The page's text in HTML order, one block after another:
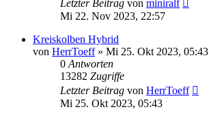
Letzter Beitrag von miniralf
Mi 22. Nov 2023, 22:57
Kreiskolben Hybrid
von HerrToeff» Mi 25. Okt 2023, 05:43
0Antworten
13282 Zugriffe
Letzter Beitrag von HerrToeff
Mi 25. Okt 2023, 05:43